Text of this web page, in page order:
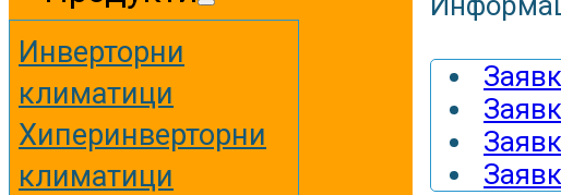
Инверторни
климатици
Хиперинверторни
климатици